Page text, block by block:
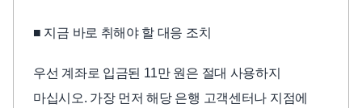
■ 지금 바로 취해야 할 대응 조치
우선 계좌로 입금된 11만 원은 절대 사용하지
마십시오. 가장 먼저 해당 은행 고객센터나 지점에